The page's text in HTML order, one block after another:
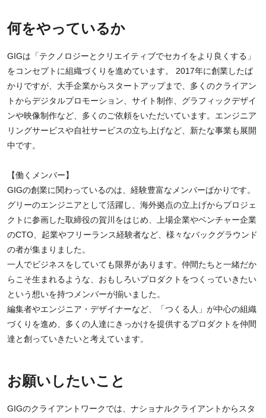
何をやっているか
GIGは「テクノロジーとクリエイティブでセカイをより良くする」
をコンセプトに組織づくりを進めています。 2017年に創業したば
かりですが、大手企業からスタートアップまで、多くのクライアン
トからデジタルプロモーション、サイト制作、グラフィックデザイ
ンや映像制作など、多くのご依頼をいただいています。エンジニア
リングサービスや自社サービスの立ち上げなど、新たな事業も展開
中です。
【働くメンバー】
GIGの創業に関わっているのは、経験豊富なメンバーばかりです。
グリーのエンジニアとして活躍し、海外拠点の立上げからプロジェ
クトに参画した取締役の賀川をはじめ、上場企業やベンチャー企業
のCTO、起業やフリーランス経験者など、様々なバックグラウンド
の者が集まりました。
一人でビジネスをしていても限界があります。仲間たちと一緒だか
らこそ生まれるような、おもしろいプロダクトをつくっていきたい
という想いを持つメンバーが揃いました。
編集者やエンジニア・デザイナーなど、「つくる人」が中心の組織
づくりを進め、多くの人達にきっかけを提供するプロダクトを仲間
達と創っていきたいと考えています。
お願いしたいこと
GIGのクライアントワークでは、ナショナルクライアントからスタ